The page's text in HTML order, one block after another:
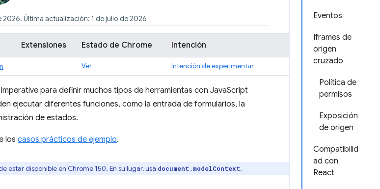
Eventos
Iframes de
origen
cruzado
Política de
permisos
Exposición
de origen
Compatibilid
ad con
React
Última actualización: 1 de julio de 2026
Extensiones Estado de Chrome Intención
Ver Intención de experimentar
para definir muchos tipos de herramientas con JavaScript
ejecutar diferentes funciones, como la entrada de formularios, la
de estados.
los casos prácticos de ejemplo.
estar disponible en Chrome 150. En su lugar, usa document.modelContext.